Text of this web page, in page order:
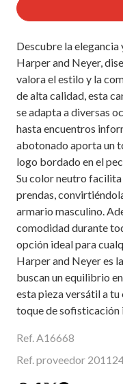
Descubre la
Harper and Neyer,
valora el estilo y la
de alta calidad, esta
se adapta a diversas
hasta encuentros
abotonado aporta un
logo bordado en el
Su color neutro
prendas,
armario masculino.
comodidad durante
opción ideal para
Harper and Neyer es
buscan un equilibrio
esta pieza versátil a
toque de sofisticación
Ref. A16668
Ref. proveedor